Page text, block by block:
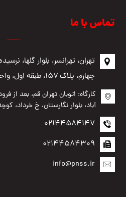
تماس با ما
تهران، تهرانسر، بلوار گلها،
چهارم، پلاک ۱۵۷، طبقه اول، واحد ۲
کارگاه: اتوبان تهران قم، بعد
آباد، بلوار نگارستان، خ خرداد،
02144584147
02144584309
info@pnss.ir